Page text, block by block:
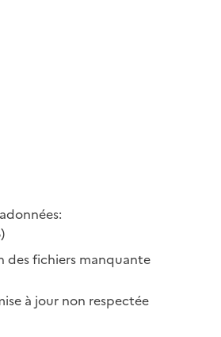
des fichiers manquante
à jour non respectée